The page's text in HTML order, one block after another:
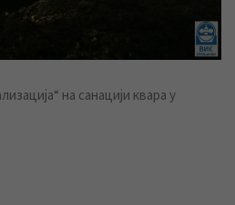
на санацији квара у